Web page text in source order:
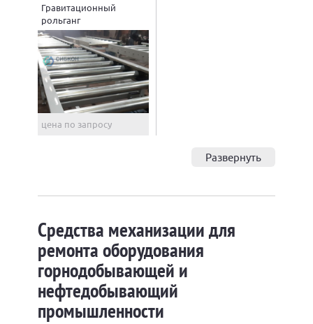
Гравитационный
рольганг
цена по запросу
Развернуть
Средства механизации для
ремонта оборудования
горнодобывающей и
нефтедобывающий
промышленности